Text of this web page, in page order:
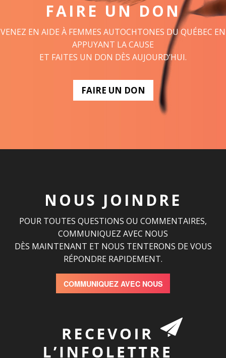
FAIRE UN DON
VENEZ EN AIDE À FEMMES AUTOCHTONES DU QUÉBEC EN
APPUYANT LA CAUSE
ET FAITES UN DON DÈS AUJOURD’HUI.
FAIRE UN DON
NOUS JOINDRE
POUR TOUTES QUESTIONS OU COMMENTAIRES,
COMMUNIQUEZ AVEC NOUS
DÈS MAINTENANT ET NOUS TENTERONS DE VOUS
RÉPONDRE RAPIDEMENT.
COMMUNIQUEZ AVEC NOUS